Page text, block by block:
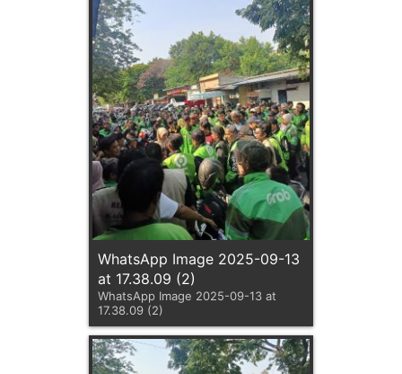
WhatsApp Image 2025-09-13
at 17.38.09 (2)
WhatsApp Image 2025-09-13 at
17.38.09 (2)